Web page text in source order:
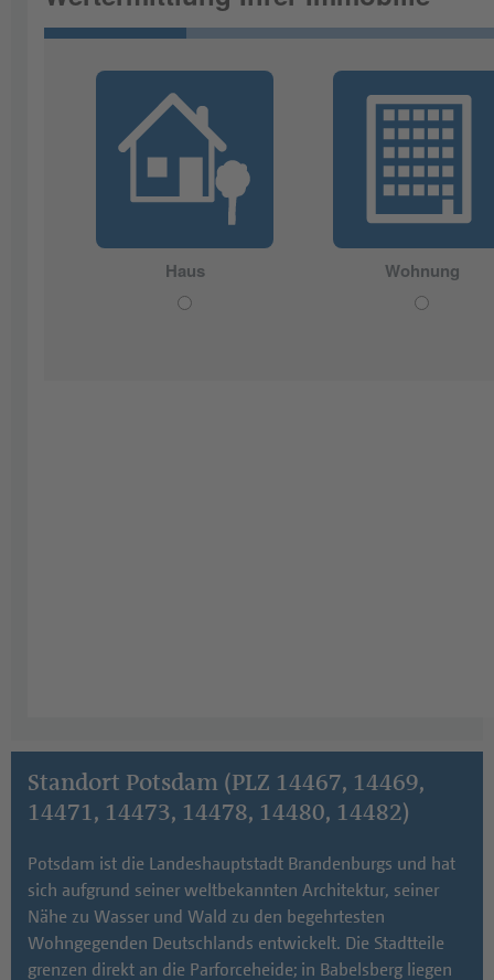
Standort Potsdam (PLZ 14467, 14469,
14471, 14473, 14478, 14480, 14482)
Potsdam ist die Landeshauptstadt Brandenburgs und hat
sich aufgrund seiner weltbekannten Architektur, seiner
Nähe zu Wasser und Wald zu den begehrtesten
Wohngegenden Deutschlands entwickelt. Die Stadtteile
grenzen direkt an die Parforceheide; in Babelsberg liegen